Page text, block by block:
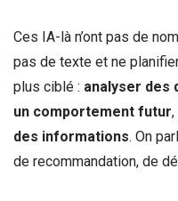
Ces IA-là n’ont pas de
pas de texte et ne
plus ciblé : analyser des
un comportement futur,
des informations. On
de recommandation, de